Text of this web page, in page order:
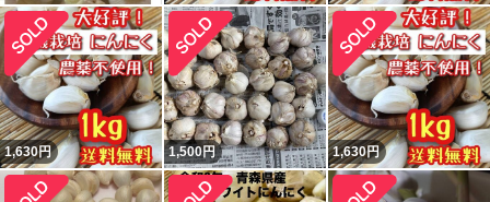
1,630円 1,500円 1,630円